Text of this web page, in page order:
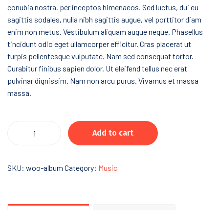
conubia nostra, per inceptos himenaeos. Sed luctus, dui eu
sagittis sodales, nulla nibh sagittis augue, vel porttitor diam
enim non metus. Vestibulum aliquam augue neque. Phasellus
tincidunt odio eget ullamcorper efficitur. Cras placerat ut
turpis pellentesque vulputate. Nam sed consequat tortor.
Curabitur finibus sapien dolor. Ut eleifend tellus nec erat
pulvinar dignissim. Nam non arcu purus. Vivamus et massa
massa.
quantity
Add to cart
SKU: woo-album Category: Music